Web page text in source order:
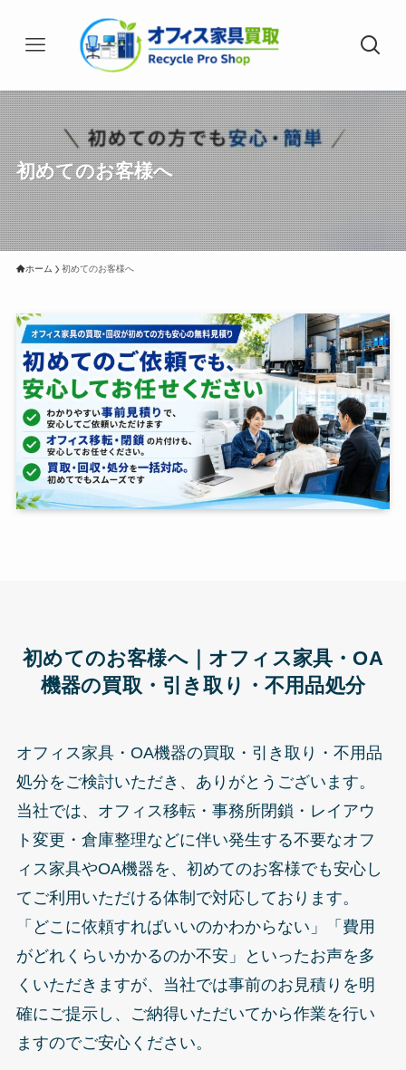
初めてのお客様へ
ホーム 初めてのお客様へ
初めてのお客様へ｜オフィス家具・OA
機器の買取・引き取り・不用品処分
オフィス家具・OA機器の買取・引き取り・不用品
処分をご検討いただき、ありがとうございます。
当社では、オフィス移転・事務所閉鎖・レイアウ
ト変更・倉庫整理などに伴い発生する不要なオフ
ィス家具やOA機器を、初めてのお客様でも安心し
てご利用いただける体制で対応しております。
「どこに依頼すればいいのかわからない」「費用
がどれくらいかかるのか不安」といったお声を多
くいただきますが、当社では事前のお見積りを明
確にご提示し、ご納得いただいてから作業を行い
ますのでご安心ください。